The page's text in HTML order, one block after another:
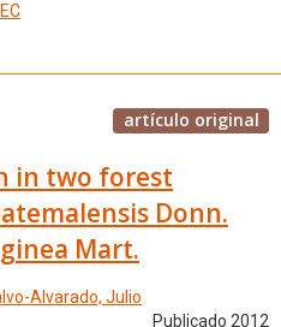
artículo original
in two forest
Donn.
Mart.
Alvarado, Julio
Publicado 2012